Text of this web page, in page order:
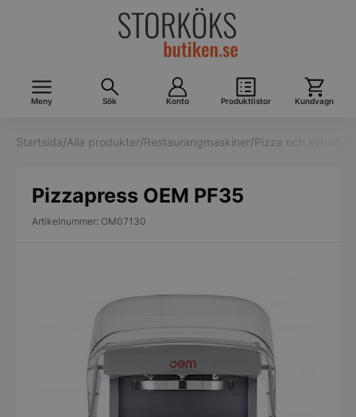
Meny Sök Konto Produktlistor Kundvagn
Startsida/Alla produkter/Restaurangmaskiner/Pizza och kebab
Pizzapress OEM PF35
Artikelnummer: OM07130